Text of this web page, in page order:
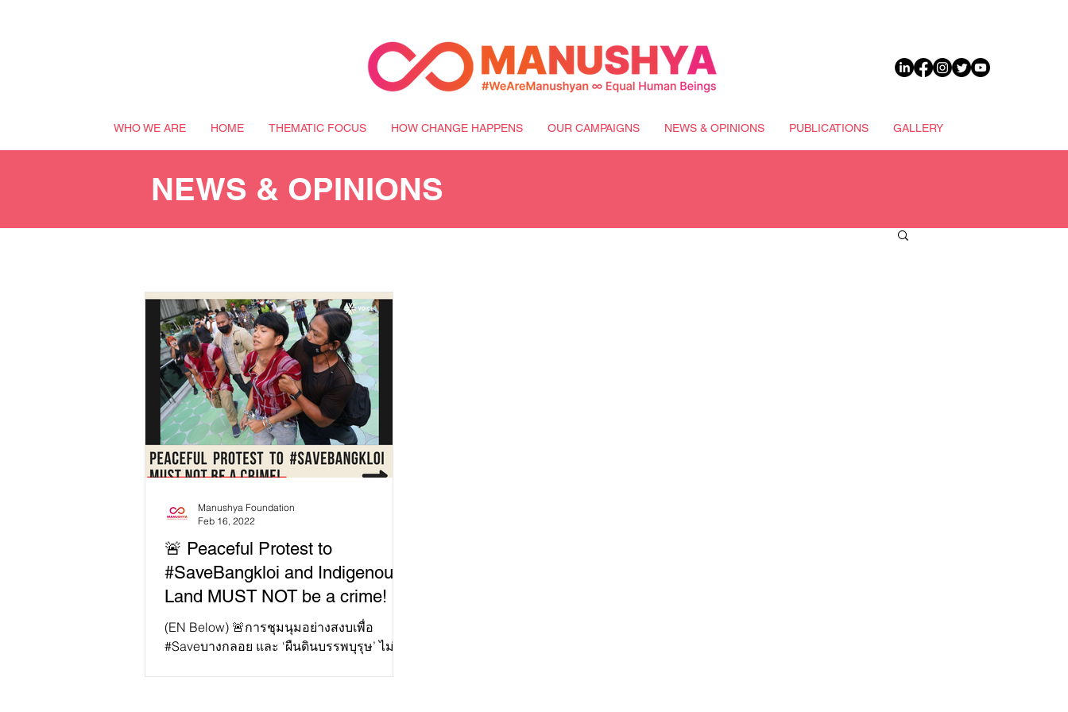
WHO WE ARE HOME THEMATIC FOCUS HOW CHANGE HAPPENS OUR CAMPAIGNS NEWS & OPINIONS PUBLICATIONS GALLERY
NEWS & OPINIONS
🚨 Peaceful Protest to
#SaveBangkloi and Indigenous
Land MUST NOT be a crime!
(EN Below) 🚨การชุมนุมอย่างสงบเพื่อ
#Saveบางกลอย และ ‘ผืนดินบรรพบุรุษ’ ไม่ใช่
Manushya Foundation
Feb 16, 2022